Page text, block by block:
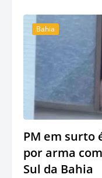
Bahia
PM em surto
por arma
Sul da Bahia